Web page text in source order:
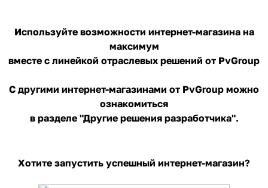
Используйте возможности интернет-магазина на
максимум
вместе с линейкой отраслевых решений от PvGroup
С другими интернет-магазинами от PvGroup можно
ознакомиться
в разделе "Другие решения разработчика".
Хотите запустить успешный интернет-магазин?